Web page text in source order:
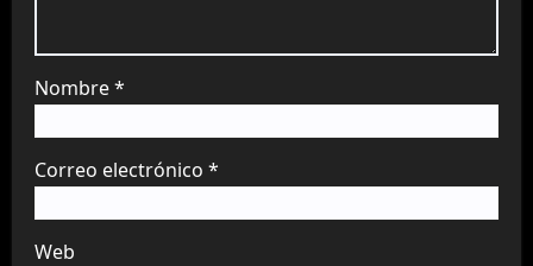
Nombre*
Correo electrónico *
Web